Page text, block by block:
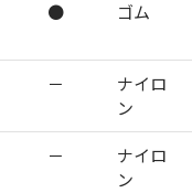
● ゴム
－
ナイロ
ン
－
ナイロ
ン